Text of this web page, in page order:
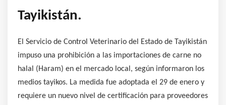
Tayikistán.
El Servicio de Control Veterinario del Estado de Tayikistán
impuso una prohibición a las importaciones de carne no
halal (Haram) en el mercado local, según informaron los
medios tayikos. La medida fue adoptada el 29 de enero y
requiere un nuevo nivel de certificación para proveedores